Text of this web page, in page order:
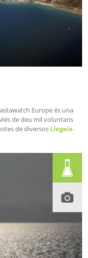
Europe és una
de deu mil voluntaris
de diversos Llegeix-